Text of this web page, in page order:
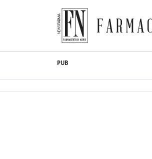
content
Farmacêutico News
PUB